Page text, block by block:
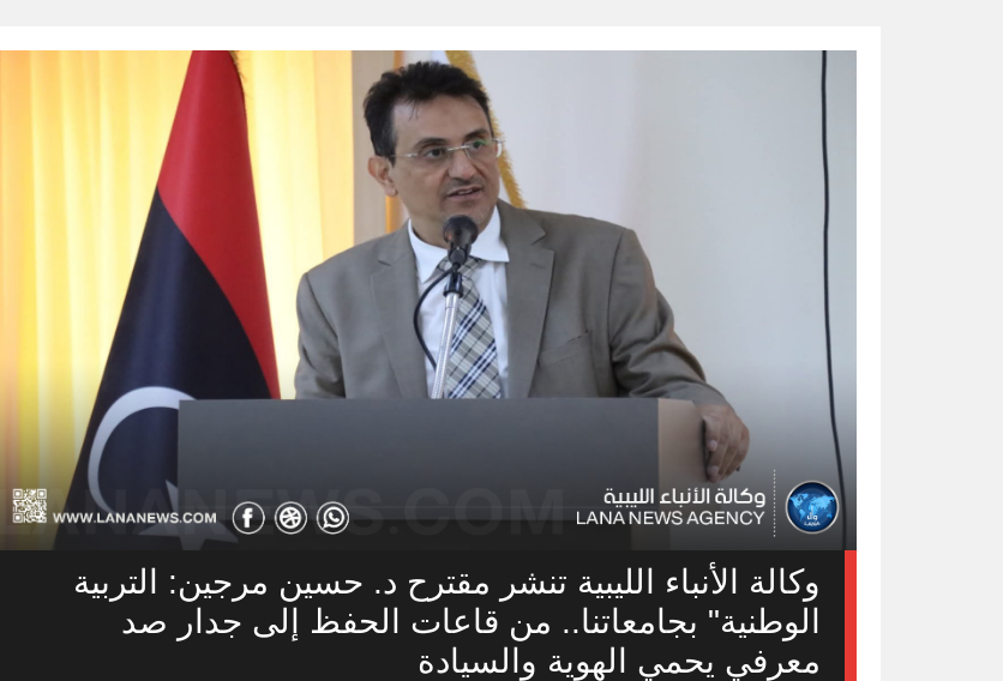
وكالة الأنباء الليبية تنشر مقترح د. حسين مرجين: التربية
الوطنية" بجامعاتنا.. من قاعات الحفظ إلى جدار صد
معرفي يحمي الهوية والسيادة